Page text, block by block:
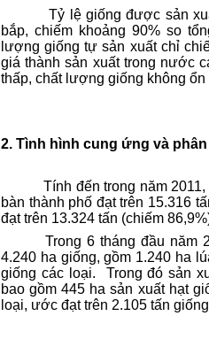
Tỷ lệ giống được sản xuất
bắp, chiếm khoảng 90% so
lượng giống tự sản xuất chỉ
giá thành sản xuất trong nước
thấp, chất lượng giống không ổn
2. Tình hình cung ứng và
Tính đến trong năm
bàn thành phố đạt trên 15.316
đạt trên 13.324 tấn (chiếm
Trong 6 tháng đầu năm
4.240 ha giống, gồm 1.240 ha
giống các loại. Trong đó sản
bao gồm 445 ha sản xuất hạt
loại, ước đạt trên 2.105 tấn